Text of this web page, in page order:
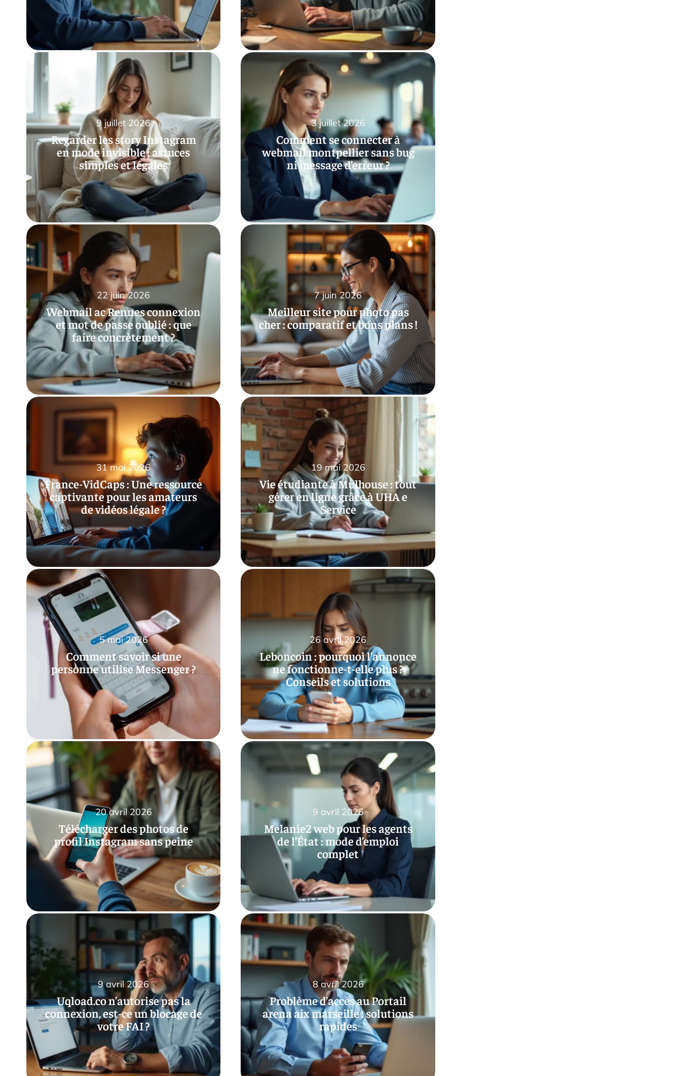
Regarder les story Instagram
en mode invisible : astuces
simples et légales
9 juillet 2026
Comment se connecter à
webmail montpellier sans bug
ni message d’erreur ?
3 juillet 2026
Webmail ac Rennes connexion
et mot de passe oublié : que
faire concrètement ?
22 juin 2026
Meilleur site pour photo pas
cher : comparatif et bons plans !
7 juin 2026
France-VidCaps : Une ressource
captivante pour les amateurs
de vidéos légale ?
31 mai 2026
Vie étudiante à Mulhouse : tout
gérer en ligne grâce à UHA e
Service
19 mai 2026
Comment savoir si une
personne utilise Messenger ?
5 mai 2026
Leboncoin : pourquoi l’annonce
ne fonctionne-t-elle plus ?
Conseils et solutions
26 avril 2026
Télécharger des photos de
profil Instagram sans peine
20 avril 2026
Melanie2 web pour les agents
de l’État : mode d’emploi
complet
9 avril 2026
Uqload.co n’autorise pas la
connexion, est-ce un blocage de
votre FAI ?
9 avril 2026
Problème d’accès au Portail
arena aix marseille : solutions
rapides
8 avril 2026